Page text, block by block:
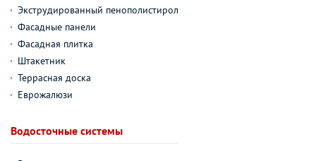
Экструдированный пенополистирол
Фасадные панели
Фасадная плитка
Штакетник
Террасная доска
Еврожалюзи
Водосточные системы